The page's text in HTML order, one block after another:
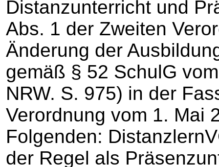
Distanzunterricht und
Abs. 1 der Zweiten
Änderung der
gemäß § 52 SchulG
NRW. S. 975) in der
Verordnung vom 1. Mai
Folgenden:
der Regel als